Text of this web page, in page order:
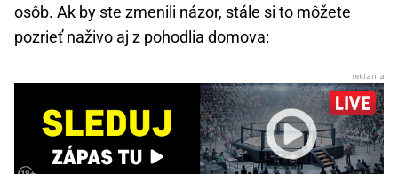
osôb. Ak by ste zmenili názor, stále si to môžete
pozrieť naživo aj z pohodlia domova: